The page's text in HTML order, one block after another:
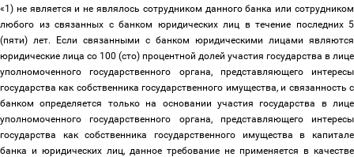
«1) не является и не являлось сотрудником данного банка или сотрудником
любого из связанных с банком юридических лиц в течение последних 5
(пяти) лет. Если связанными с банком юридическими лицами являются
юридические лица со 100 (сто) процентной долей участия государства в лице
уполномоченного государственного органа, представляющего интересы
государства как собственника государственного имущества, и связанность с
банком определяется только на основании участия государства в лице
уполномоченного государственного органа, представляющего интересы
государства как собственника государственного имущества в капитале
банка и юридических лиц, данное требование не применяется в качестве